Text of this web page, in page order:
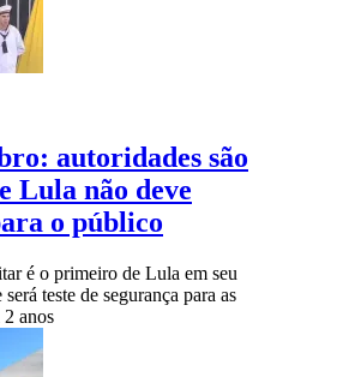
autoridades são
Lula não deve
o público
é o primeiro de Lula em seu
teste de segurança para as
anos